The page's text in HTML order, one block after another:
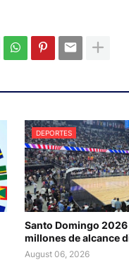
DEPORTES
Santo Domingo
millones de alcance
August 06, 2026